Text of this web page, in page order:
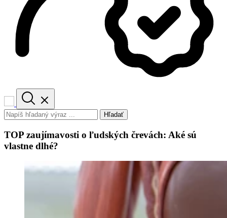
Hľadať
TOP zaujímavosti o ľudských črevách: Aké sú
vlastne dlhé?